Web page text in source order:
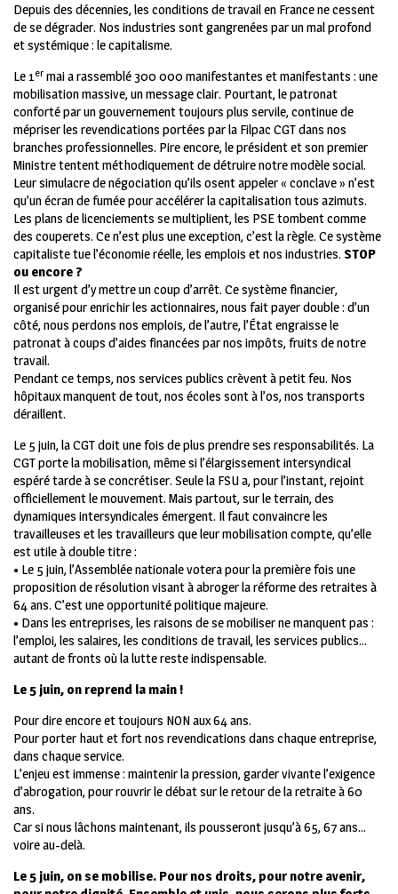
Depuis des décennies, les conditions de travail en France ne cessent
de se dégrader. Nos industries sont gangrenées par un mal profond
et systémique : le capitalisme.
Le 1er mai a rassemblé 300 000 manifestantes et manifestants : une
mobilisation massive, un message clair. Pourtant, le patronat
conforté par un gouvernement toujours plus servile, continue de
mépriser les revendications portées par la Filpac CGT dans nos
branches professionnelles. Pire encore, le président et son premier
Ministre tentent méthodiquement de détruire notre modèle social.
Leur simulacre de négociation qu’ils osent appeler « conclave » n’est
qu’un écran de fumée pour accélérer la capitalisation tous azimuts.
Les plans de licenciements se multiplient, les PSE tombent comme
des couperets. Ce n’est plus une exception, c’est la règle. Ce système
capitaliste tue l’économie réelle, les emplois et nos industries. STOP
ou encore ?
Il est urgent d’y mettre un coup d’arrêt. Ce système financier,
organisé pour enrichir les actionnaires, nous fait payer double : d’un
côté, nous perdons nos emplois, de l’autre, l’État engraisse le
patronat à coups d’aides financées par nos impôts, fruits de notre
travail.
Pendant ce temps, nos services publics crèvent à petit feu. Nos
hôpitaux manquent de tout, nos écoles sont à l’os, nos transports
déraillent.
Le 5 juin, la CGT doit une fois de plus prendre ses responsabilités. La
CGT porte la mobilisation, même si l’élargissement intersyndical
espéré tarde à se concrétiser. Seule la FSU a, pour l’instant, rejoint
officiellement le mouvement. Mais partout, sur le terrain, des
dynamiques intersyndicales émergent. Il faut convaincre les
travailleuses et les travailleurs que leur mobilisation compte, qu’elle
est utile à double titre :
• Le 5 juin, l’Assemblée nationale votera pour la première fois une
proposition de résolution visant à abroger la réforme des retraites à
64 ans. C’est une opportunité politique majeure.
• Dans les entreprises, les raisons de se mobiliser ne manquent pas :
l’emploi, les salaires, les conditions de travail, les services publics…
autant de fronts où la lutte reste indispensable.
Le 5 juin, on reprend la main !
Pour dire encore et toujours NON aux 64 ans.
Pour porter haut et fort nos revendications dans chaque entreprise,
dans chaque service.
L’enjeu est immense : maintenir la pression, garder vivante l’exigence
d’abrogation, pour rouvrir le débat sur le retour de la retraite à 60
ans.
Car si nous lâchons maintenant, ils pousseront jusqu’à 65, 67 ans…
voire au-delà.
Le 5 juin, on se mobilise. Pour nos droits, pour notre avenir,